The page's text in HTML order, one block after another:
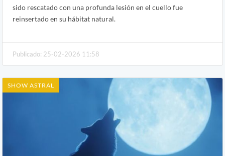
sido rescatado con una profunda lesión en el cuello fue
reinsertado en su hábitat natural.
Publicado: 25-02-2026 11:58
SHOW ASTRAL